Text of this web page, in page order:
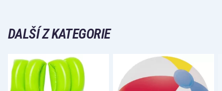
DALŠÍ Z KATEGORIE